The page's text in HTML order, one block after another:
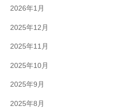
2026年1月
2025年12月
2025年11月
2025年10月
2025年9月
2025年8月